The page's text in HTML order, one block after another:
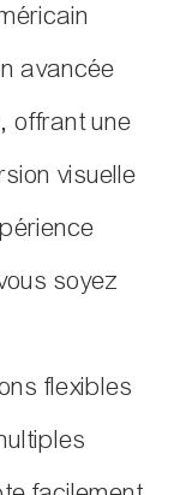
avancée
offrant une
visuelle
soyez
flexibles